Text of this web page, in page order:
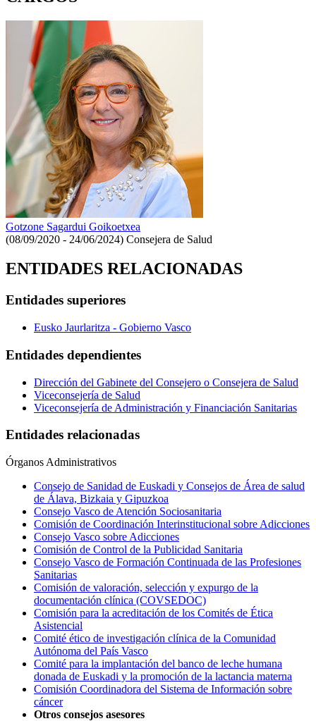
Gotzone Sagardui Goikoetxea
(08/09/2020 - 24/06/2024) Consejera de Salud
ENTIDADES RELACIONADAS
Entidades superiores
Eusko Jaurlaritza - Gobierno Vasco
Entidades dependientes
Dirección del Gabinete del Consejero o Consejera de Salud
Viceconsejería de Salud
Viceconsejería de Administración y Financiación Sanitarias
Entidades relacionadas
Órganos Administrativos
Consejo de Sanidad de Euskadi y Consejos de Área de salud
de Álava, Bizkaia y Gipuzkoa
Consejo Vasco de Atención Sociosanitaria
Comisión de Coordinación Interinstitucional sobre Adicciones
Consejo Vasco sobre Adicciones
Comisión de Control de la Publicidad Sanitaria
Consejo Vasco de Formación Continuada de las Profesiones
Sanitarias
Comisión de valoración, selección y expurgo de la
documentación clínica (COVSEDOC)
Comisión para la acreditación de los Comités de Ética
Asistencial
Comité ético de investigación clínica de la Comunidad
Autónoma del País Vasco
Comité para la implantación del banco de leche humana
donada de Euskadi y la promoción de la lactancia materna
Comisión Coordinadora del Sistema de Información sobre
cáncer
Otros consejos asesores